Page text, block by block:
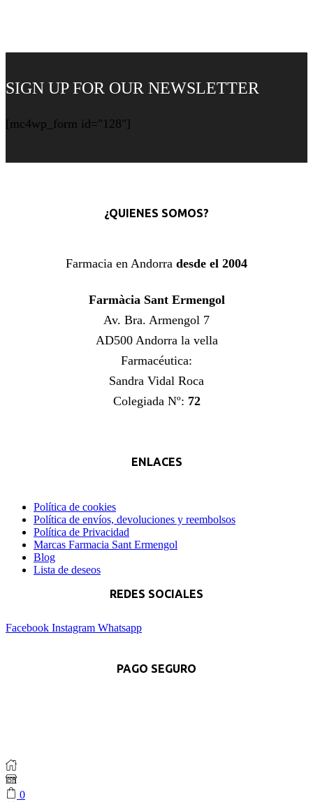
SIGN UP FOR OUR NEWSLETTER
[mc4wp_form id="128"]
¿QUIENES SOMOS?
Farmacia en Andorra desde el 2004
Farmàcia Sant Ermengol
Av. Bra. Armengol 7
AD500 Andorra la vella
Farmacéutica:
Sandra Vidal Roca
Colegiada Nº: 72
ENLACES
Política de cookies
Política de envíos, devoluciones y reembolsos
Política de Privacidad
Marcas Farmacia Sant Ermengol
Blog
Lista de deseos
REDES SOCIALES
Facebook Instagram Whatsapp
PAGO SEGURO
0